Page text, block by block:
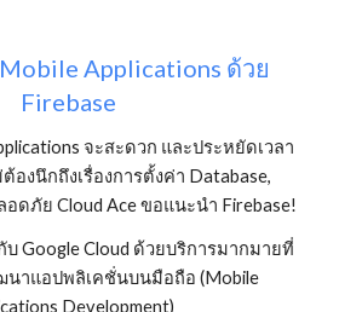
Applications ด้วย
Firebase
จะสะดวก และประหยัดเวลา
องนึกถึงเรื่องการตั้งค่า Database,
ดภัย Cloud Ace ขอแนะนำ Firebase!
บ Google Cloud ด้วยบริการมากมายที่
าแอปพลิเคชั่นบนมือถือ (Mobile
Development)